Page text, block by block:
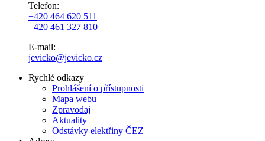
Telefon:
+420 464 620 511
+420 461 327 810
E-mail:
jevicko@jevicko.cz
Rychlé odkazy
Prohlášení o přístupnosti
Mapa webu
Zpravodaj
Aktuality
Odstávky elektřiny ČEZ